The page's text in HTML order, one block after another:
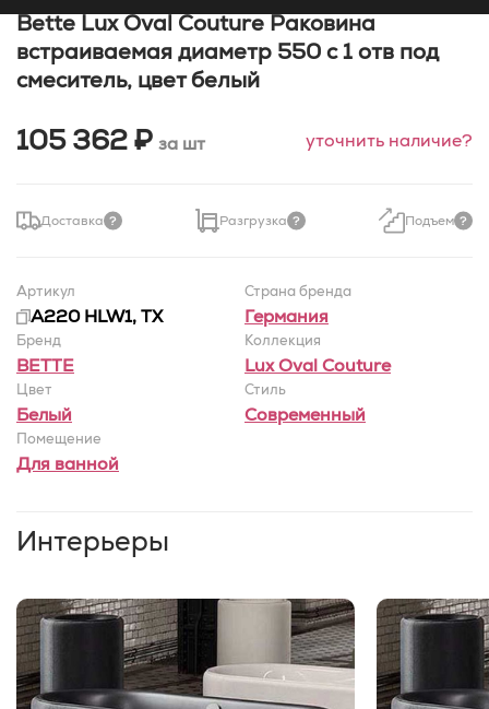
Bette Lux Oval Couture Раковина
встраиваемая диаметр 550 c 1 отв под
смеситель, цвет белый
105 362 ₽ за шт уточнить наличие?
Доставка Разгрузка Подъем
Артикул
A220 HLW1, TX
Страна бренда
Германия
Бренд
BETTE
Коллекция
Lux Oval Couture
Цвет
Белый
Стиль
Современный
Помещение
Для ванной
Интерьеры